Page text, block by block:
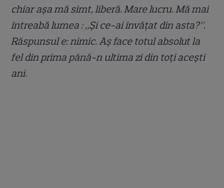
chiar așa mă simt, liberă. Mare lucru. Mă mai
întreabă lumea : „Și ce-ai învățat din asta?”.
Răspunsul e: nimic. Aș face totul absolut la
fel din prima până-n ultima zi din toți acești
ani.